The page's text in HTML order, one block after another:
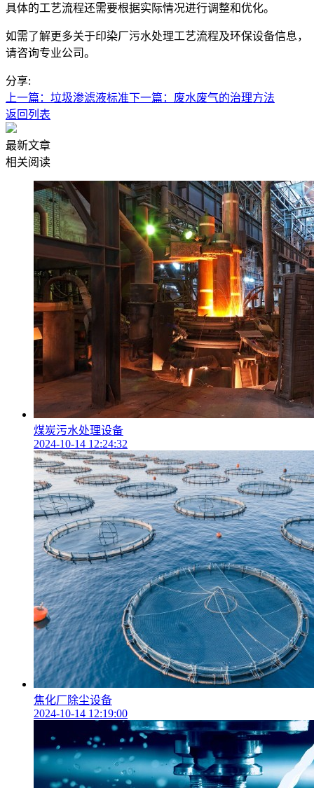
具体的工艺流程还需要根据实际情况进行调整和优化。
如需了解更多关于印染厂污水处理工艺流程及环保设备信息，
请咨询专业公司。
分享:
上一篇：垃圾渗滤液标准下一篇：废水废气的治理方法
返回列表
最新文章
相关阅读
煤炭污水处理设备
2024-10-14 12:24:32
焦化厂除尘设备
2024-10-14 12:19:00